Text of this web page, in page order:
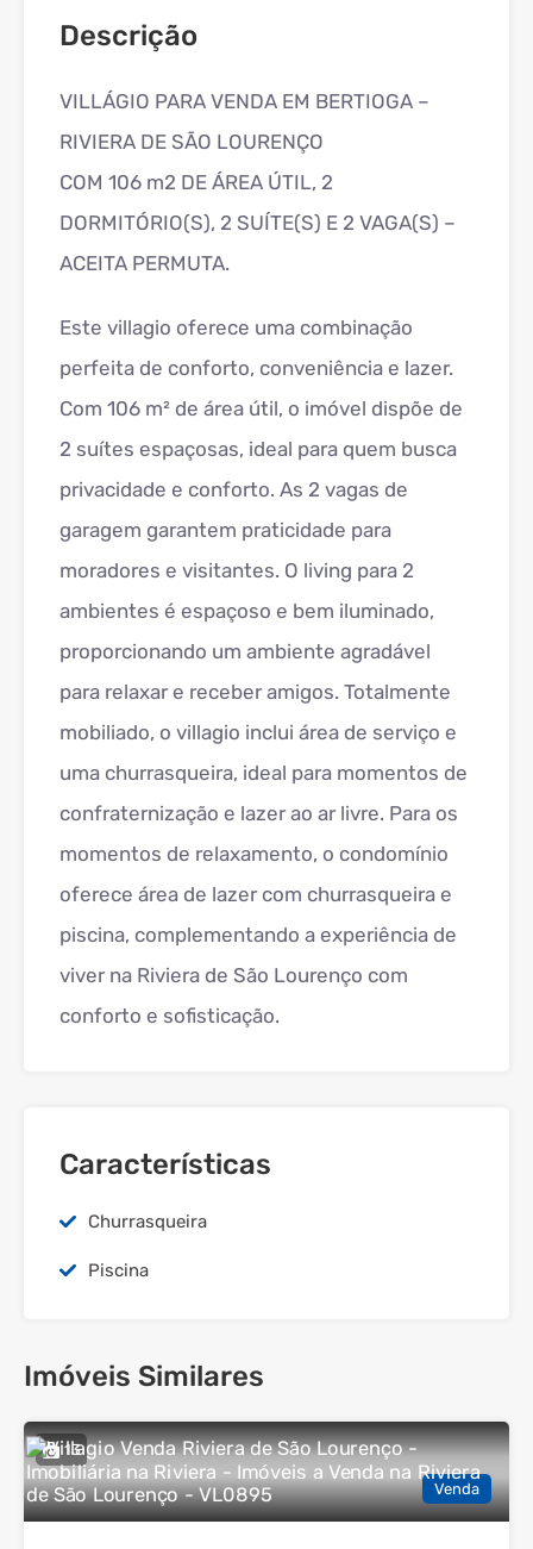
Descrição
VILLÁGIO PARA VENDA EM BERTIOGA –
RIVIERA DE SÃO LOURENÇO
COM 106 m2 DE ÁREA ÚTIL, 2
DORMITÓRIO(S), 2 SUÍTE(S) E 2 VAGA(S) –
ACEITA PERMUTA.
Este villagio oferece uma combinação
perfeita de conforto, conveniência e lazer.
Com 106 m² de área útil, o imóvel dispõe de
2 suítes espaçosas, ideal para quem busca
privacidade e conforto. As 2 vagas de
garagem garantem praticidade para
moradores e visitantes. O living para 2
ambientes é espaçoso e bem iluminado,
proporcionando um ambiente agradável
para relaxar e receber amigos. Totalmente
mobiliado, o villagio inclui área de serviço e
uma churrasqueira, ideal para momentos de
confraternização e lazer ao ar livre. Para os
momentos de relaxamento, o condomínio
oferece área de lazer com churrasqueira e
piscina, complementando a experiência de
viver na Riviera de São Lourenço com
conforto e sofisticação.
Características
Churrasqueira
Piscina
Imóveis Similares
13
Venda